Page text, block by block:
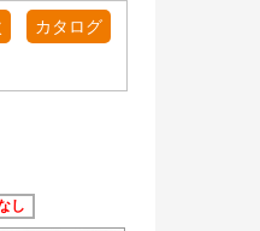
カタログ
し